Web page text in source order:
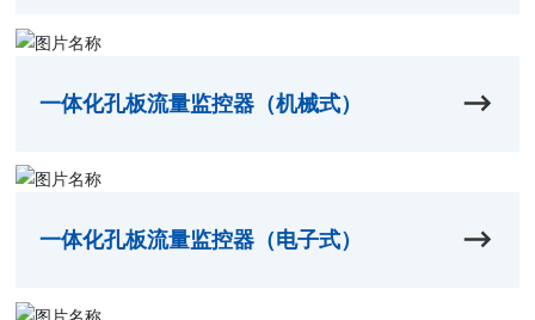
一体化孔板流量监控器（机械式）
一体化孔板流量监控器（电子式）